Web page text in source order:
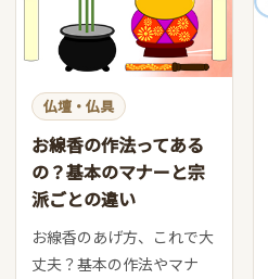
仏壇・仏具
お線香の作法ってある
の？基本のマナーと宗
派ごとの違い
お線香のあげ方、これで大
丈夫？基本の作法やマナ